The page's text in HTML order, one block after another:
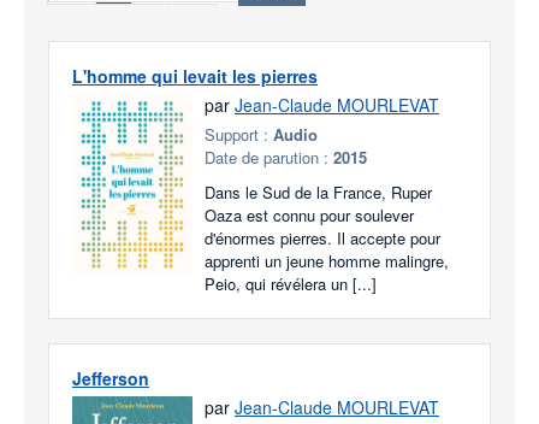
L'homme qui levait les pierres
par Jean-Claude MOURLEVAT
Support : Audio
Date de parution : 2015
Dans le Sud de la France, Ruper
Oaza est connu pour soulever
d'énormes pierres. Il accepte pour
apprenti un jeune homme malingre,
Peio, qui révélera un [...]
Jefferson
par Jean-Claude MOURLEVAT